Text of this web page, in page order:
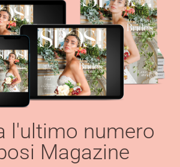
l'ultimo numero
Magazine